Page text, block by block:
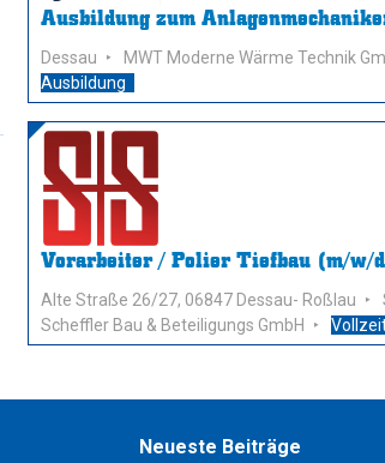
Ausbildung zum
Dessau
MWT Moderne Wärme Technik
Ausbildung
Vorarbeiter / Polier Tiefbau (m/w/
Alte Straße 26/27, 06847 Dessau- Roßlau
Scheffler Bau & Beteiligungs GmbH
Neueste Beiträge